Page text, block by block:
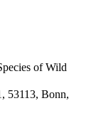
of Wild
53113, Bonn,